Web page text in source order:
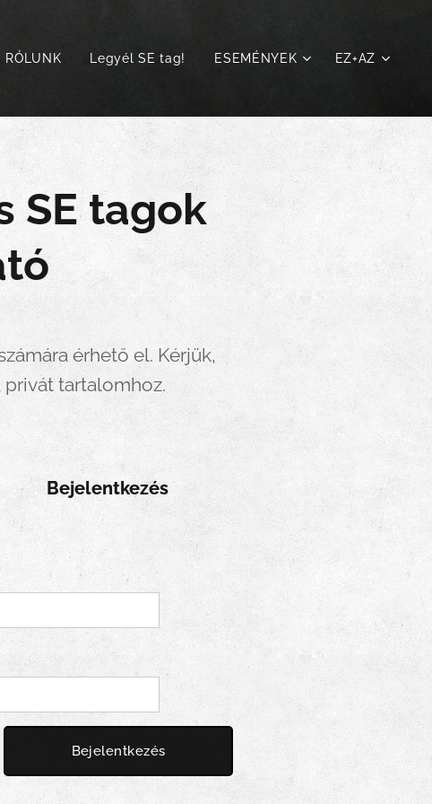
RÓLUNK Legyél SE tag! ESEMÉNYEK EZ+AZ
SE tagok
érhető el. Kérjük,
privát tartalomhoz.
Bejelentkezés
Bejelentkezés